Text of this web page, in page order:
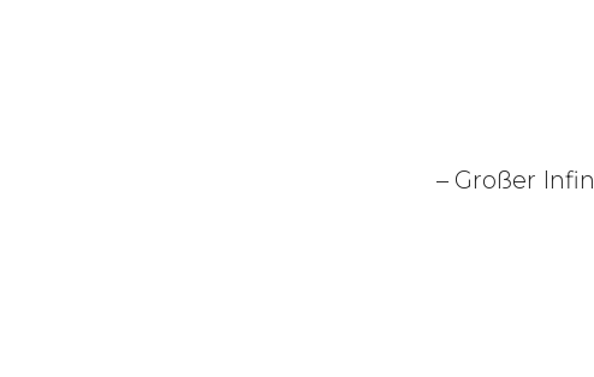
– Großer